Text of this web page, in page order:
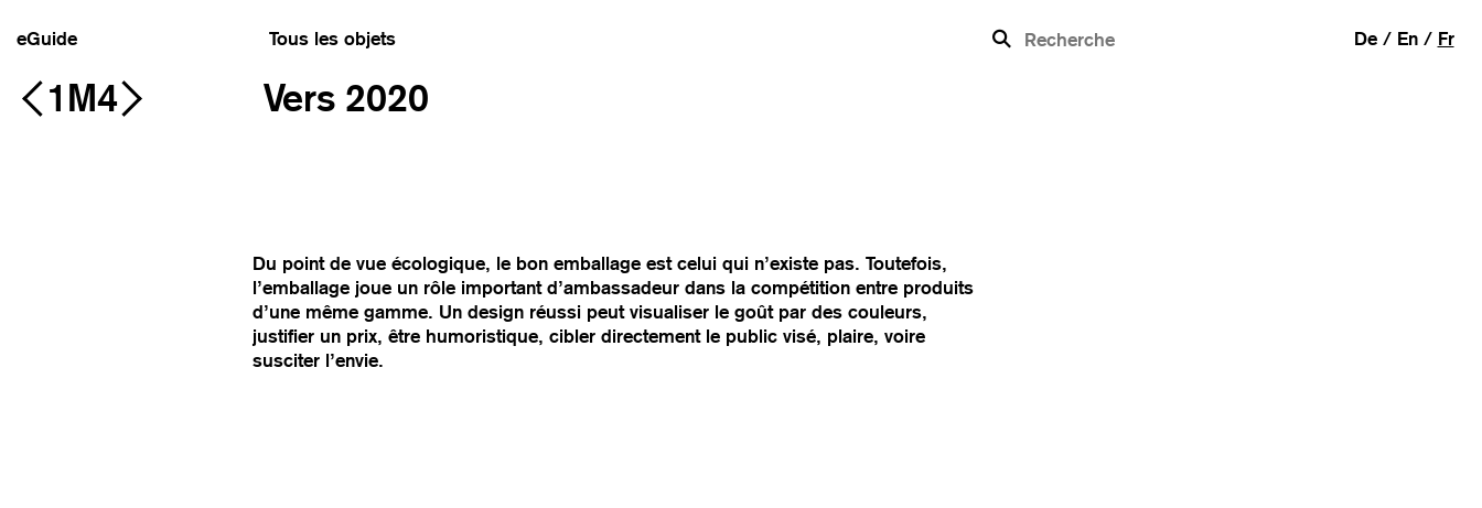
eGuide b
Tous les objets De En Fr
1M4 Vers 2020
Du point de vue écologique, le bon emballage est celui qui n’existe pas. Toutefois,
l’emballage joue un rôle important d’ambassadeur dans la compétition entre produits
d’une même gamme. Un design réussi peut visualiser le goût par des couleurs,
justifier un prix, être humoristique, cibler directement le public visé, plaire, voire
susciter l’envie.